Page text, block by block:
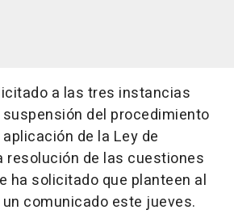
a las tres instancias
del procedimiento
de la Ley de
resolución de las cuestiones
ha solicitado que planteen al
un comunicado este jueves.